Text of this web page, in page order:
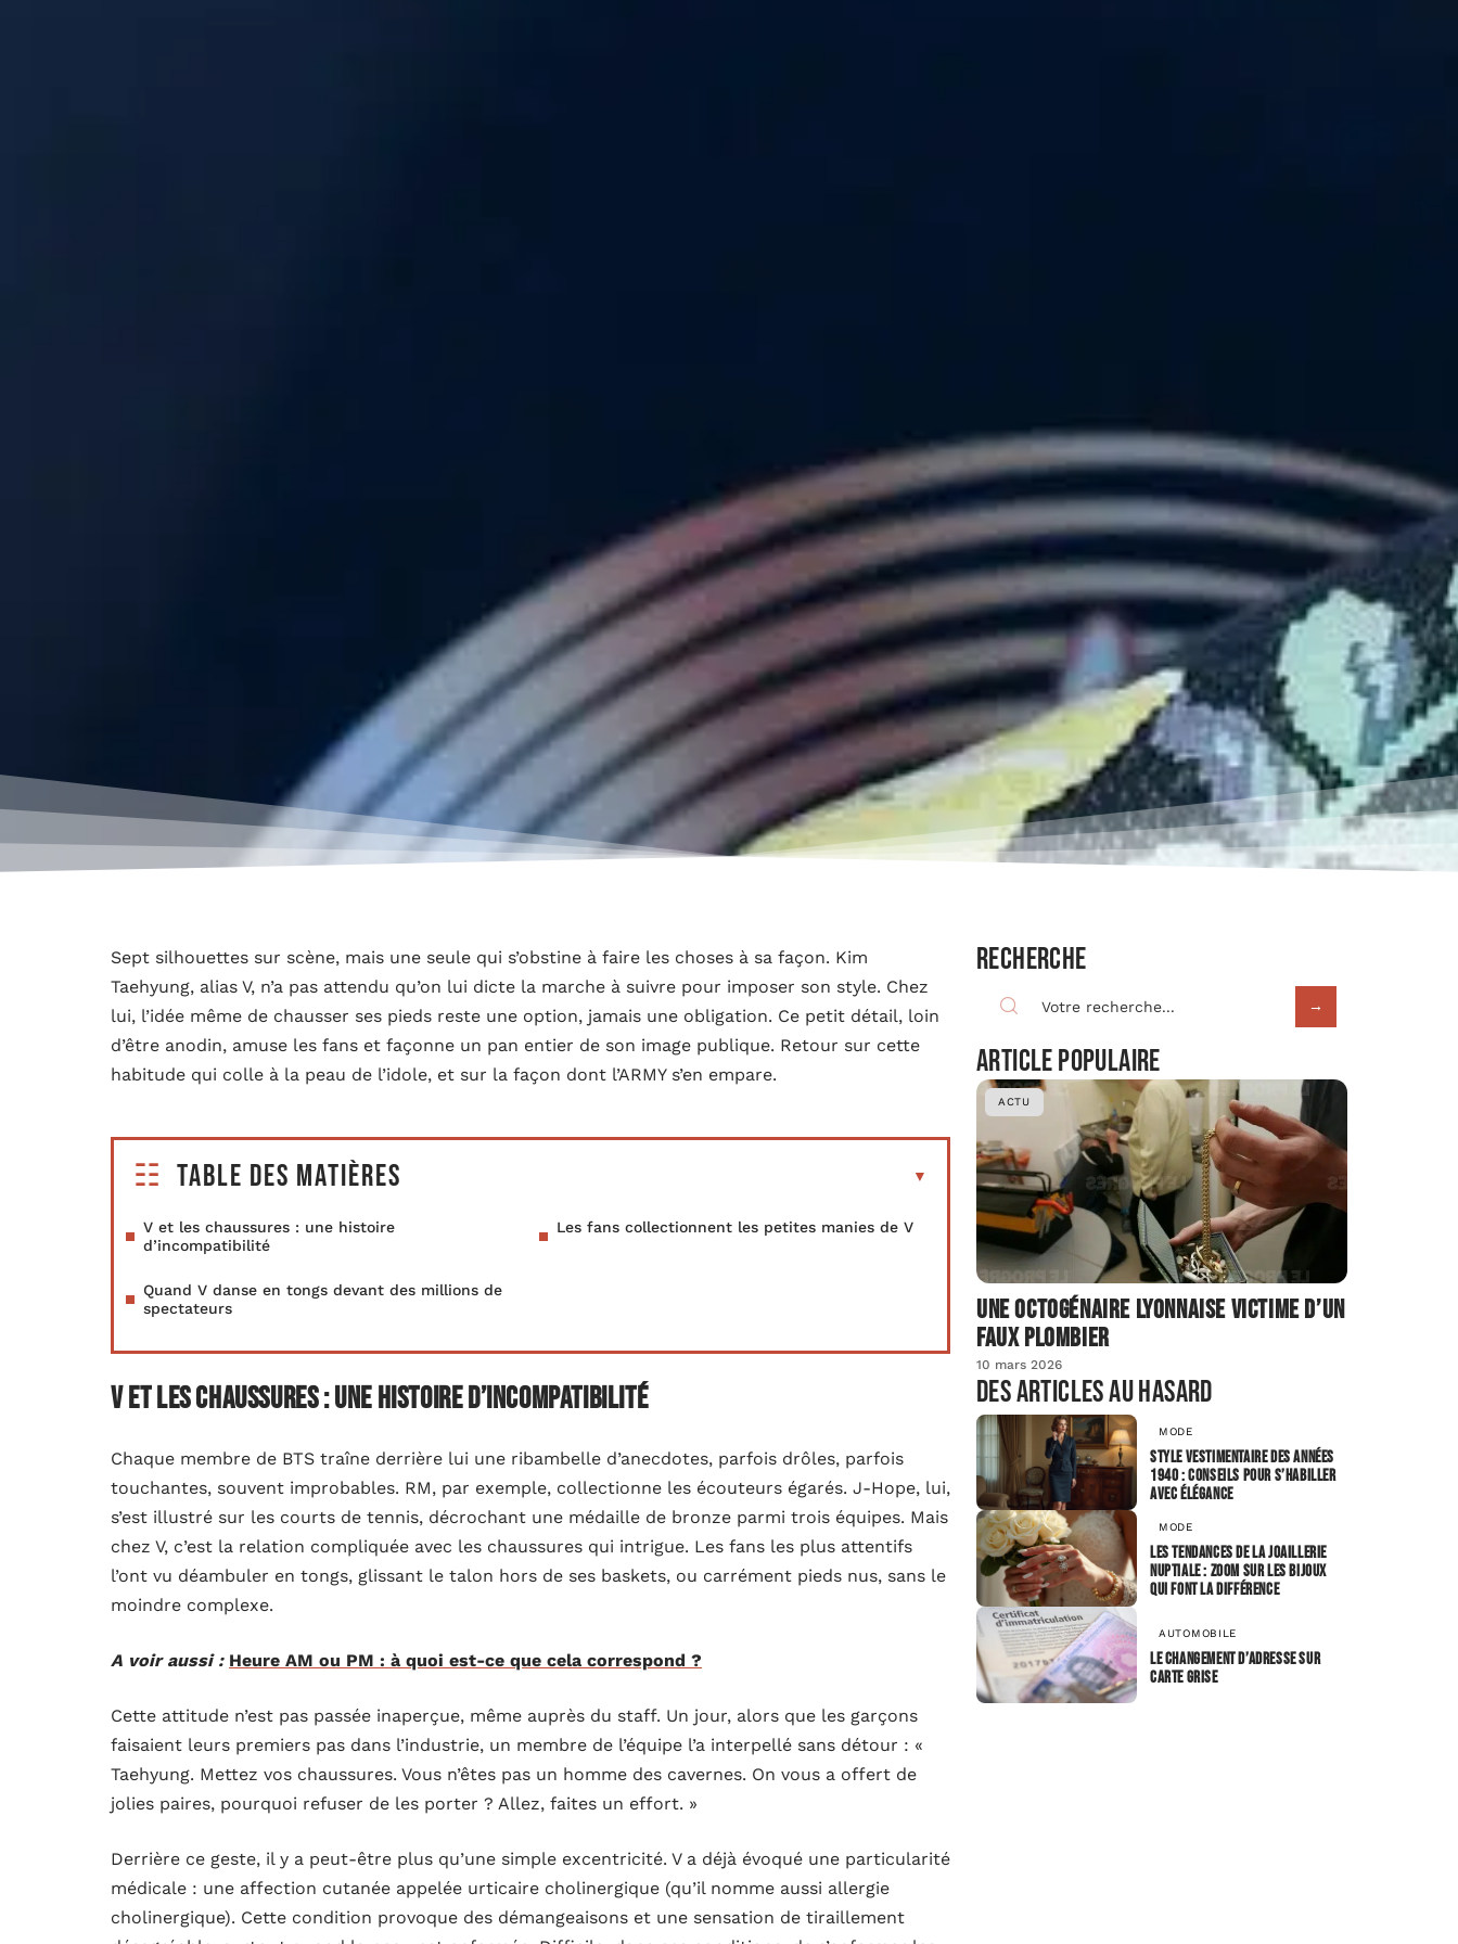
Sept silhouettes sur scène, mais une seule qui s’obstine à faire les choses à sa façon. Kim
Taehyung, alias V, n’a pas attendu qu’on lui dicte la marche à suivre pour imposer son style. Chez
lui, l’idée même de chausser ses pieds reste une option, jamais une obligation. Ce petit détail, loin
d’être anodin, amuse les fans et façonne un pan entier de son image publique. Retour sur cette
habitude qui colle à la peau de l’idole, et sur la façon dont l’ARMY s’en empare.
Table des matières
V et les chaussures : une histoire
d’incompatibilité
Les fans collectionnent les petites manies de V
Quand V danse en tongs devant des millions de
spectateurs
V et les chaussures : une histoire d’incompatibilité
Chaque membre de BTS traîne derrière lui une ribambelle d’anecdotes, parfois drôles, parfois
touchantes, souvent improbables. RM, par exemple, collectionne les écouteurs égarés. J-Hope, lui,
s’est illustré sur les courts de tennis, décrochant une médaille de bronze parmi trois équipes. Mais
chez V, c’est la relation compliquée avec les chaussures qui intrigue. Les fans les plus attentifs
l’ont vu déambuler en tongs, glissant le talon hors de ses baskets, ou carrément pieds nus, sans le
moindre complexe.
A voir aussi : Heure AM ou PM : à quoi est-ce que cela correspond ?
Cette attitude n’est pas passée inaperçue, même auprès du staff. Un jour, alors que les garçons
faisaient leurs premiers pas dans l’industrie, un membre de l’équipe l’a interpellé sans détour : «
Taehyung. Mettez vos chaussures. Vous n’êtes pas un homme des cavernes. On vous a offert de
jolies paires, pourquoi refuser de les porter ? Allez, faites un effort. »
Derrière ce geste, il y a peut-être plus qu’une simple excentricité. V a déjà évoqué une particularité
médicale : une affection cutanée appelée urticaire cholinergique (qu’il nomme aussi allergie
cholinergique). Cette condition provoque des démangeaisons et une sensation de tiraillement
Recherche
Article populaire
ACTU
Une octogénaire lyonnaise victime d’un
faux plombier
10 mars 2026
Des articles au hasard
MODE
Style vestimentaire des années
1940 : conseils pour s’habiller
avec élégance
MODE
Les tendances de la joaillerie
nuptiale : zoom sur les bijoux
qui font la différence
AUTOMOBILE
Le changement d’adresse sur
carte grise